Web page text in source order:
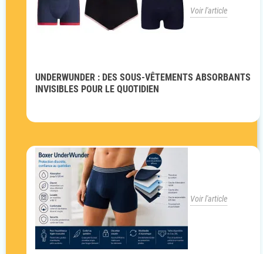
UNDERWUNDER : DES SOUS-VÊTEMENTS ABSORBANTS
INVISIBLES POUR LE QUOTIDIEN
Voir l'article
Voir l'article